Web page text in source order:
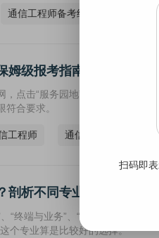
通信工程师备考经验 通信工
级报考指南来了！
点击“服务园地”-“报名入口”即
合要求。
工程师 通信中级考试
剖析不同专业
“终端与业务”、“互联网技术”、
个专业算是比较好的选择。